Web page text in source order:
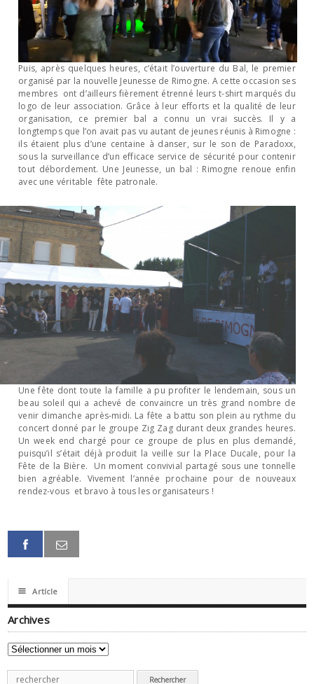
Puis, après quelques heures, c’était l’ouverture du Bal, le premier
organisé par la nouvelle Jeunesse de Rimogne. A cette occasion ses
membres ont d’ailleurs fièrement étrenné leurs t-shirt marqués du
logo de leur association. Grâce à leur efforts et la qualité de leur
organisation, ce premier bal a connu un vrai succès. Il y a
longtemps que l’on avait pas vu autant de jeunes réunis à Rimogne :
ils étaient plus d’une centaine à danser, sur le son de Paradoxx,
sous la surveillance d’un efficace service de sécurité pour contenir
tout débordement. Une Jeunesse, un bal : Rimogne renoue enfin
avec une véritable fête patronale.
Une fête dont toute la famille a pu profiter le lendemain, sous un
beau soleil qui a achevé de convaincre un très grand nombre de
venir dimanche après-midi. La fête a battu son plein au rythme du
concert donné par le groupe Zig Zag durant deux grandes heures.
Un week end chargé pour ce groupe de plus en plus demandé,
puisqu’il s’était déjà produit la veille sur la Place Ducale, pour la
Fête de la Bière. Un moment convivial partagé sous une tonnelle
bien agréable. Vivement l’année prochaine pour de nouveaux
rendez-vous et bravo à tous les organisateurs !
☰ Artícle
Archives
Archives
Recherche